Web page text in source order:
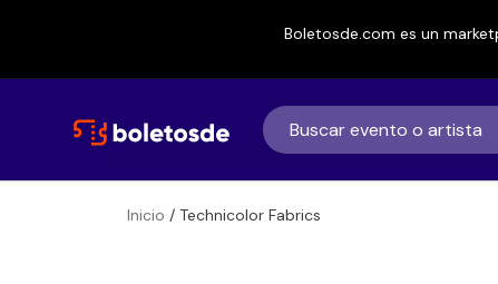
Boletosde.com es un
Inicio / Technicolor Fabrics